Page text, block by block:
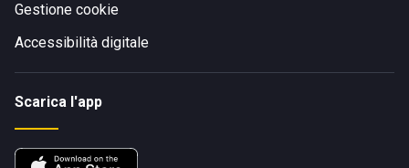
Gestione cookie
Accessibilità digitale
Scarica l'app